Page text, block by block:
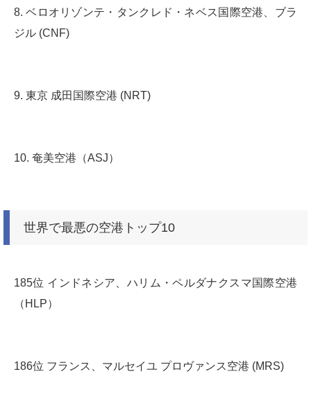
8. ベロオリゾンテ・タンクレド・ネベス国際空港、ブラ
ジル (CNF)
9. 東京 成田国際空港 (NRT)
10. 奄美空港（ASJ）
世界で最悪の空港トップ10
185位 インドネシア、ハリム・ペルダナクスマ国際空港
（HLP）
186位 フランス、マルセイユ プロヴァンス空港 (MRS)